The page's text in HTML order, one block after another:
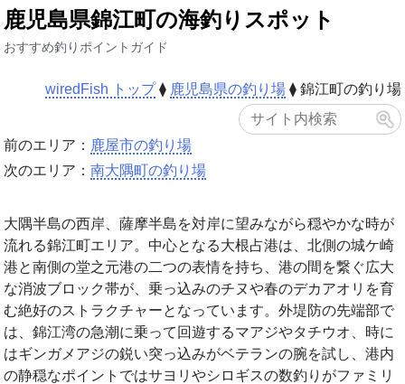
鹿児島県錦江町の海釣りスポット
おすすめ釣りポイントガイド
wiredFish トップ⧫ 鹿児島県の釣り場 ⧫ 錦江町の釣り場
前のエリア： 鹿屋市の釣り場
次のエリア： 南大隅町の釣り場
大隅半島の西岸、薩摩半島を対岸に望みながら穏やかな時が
流れる錦江町エリア。中心となる大根占港は、北側の城ケ崎
港と南側の堂之元港の二つの表情を持ち、港の間を繋ぐ広大
な消波ブロック帯が、乗っ込みのチヌや春のデカアオリを育
む絶好のストラクチャーとなっています。外堤防の先端部で
は、錦江湾の急潮に乗って回遊するマアジやタチウオ、時に
はギンガメアジの鋭い突っ込みがベテランの腕を試し、港内
の静穏なポイントではサヨリやシロギスの数釣りがファミリ